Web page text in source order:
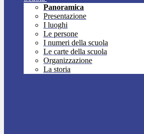
Panoramica
Presentazione
I luoghi
Le persone
I numeri della scuola
Le carte della scuola
Organizzazione
La storia